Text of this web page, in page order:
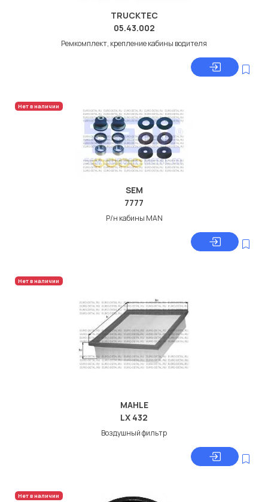
TRUCKTEC
05.43.002
Ремкомплект, крепление кабины водителя
Нет в наличии
SEM
7777
Р/н кабины MAN
Нет в наличии
MAHLE
LX 432
Воздушный фильтр
Нет в наличии